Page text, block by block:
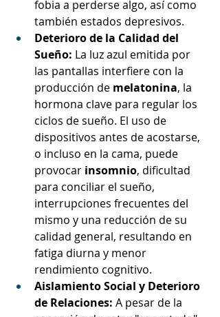
fobia a perderse algo, así como
también estados depresivos.
Deterioro de la Calidad del
Sueño: La luz azul emitida por
las pantallas interfiere con la
producción de melatonina, la
hormona clave para regular los
ciclos de sueño. El uso de
dispositivos antes de acostarse,
o incluso en la cama, puede
provocar insomnio, dificultad
para conciliar el sueño,
interrupciones frecuentes del
mismo y una reducción de su
calidad general, resultando en
fatiga diurna y menor
rendimiento cognitivo.
Aislamiento Social y Deterioro
de Relaciones: A pesar de la